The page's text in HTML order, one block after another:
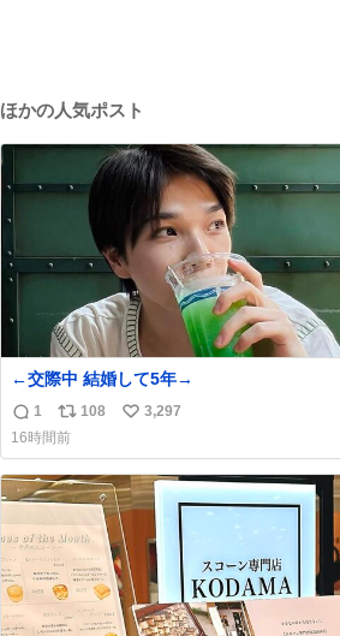
ほかの人気ポスト
←交際中 結婚して5年→
返
信
数
1
リ
ポ
ス
ト
108
い
ね
数
3,297
16時間前